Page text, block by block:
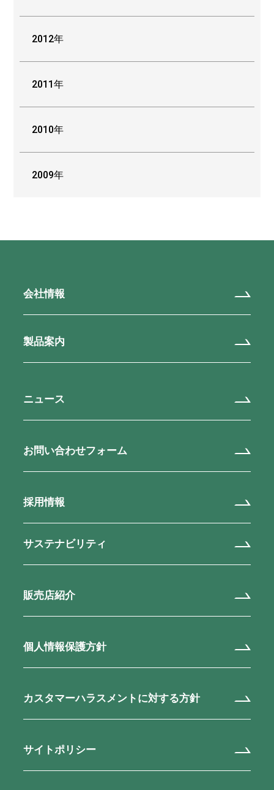
2012年
2011年
2010年
2009年
会社情報
製品案内
ニュース
お問い合わせフォーム
採用情報
サステナビリティ
販売店紹介
個人情報保護方針
カスタマーハラスメントに対する方針
サイトポリシー